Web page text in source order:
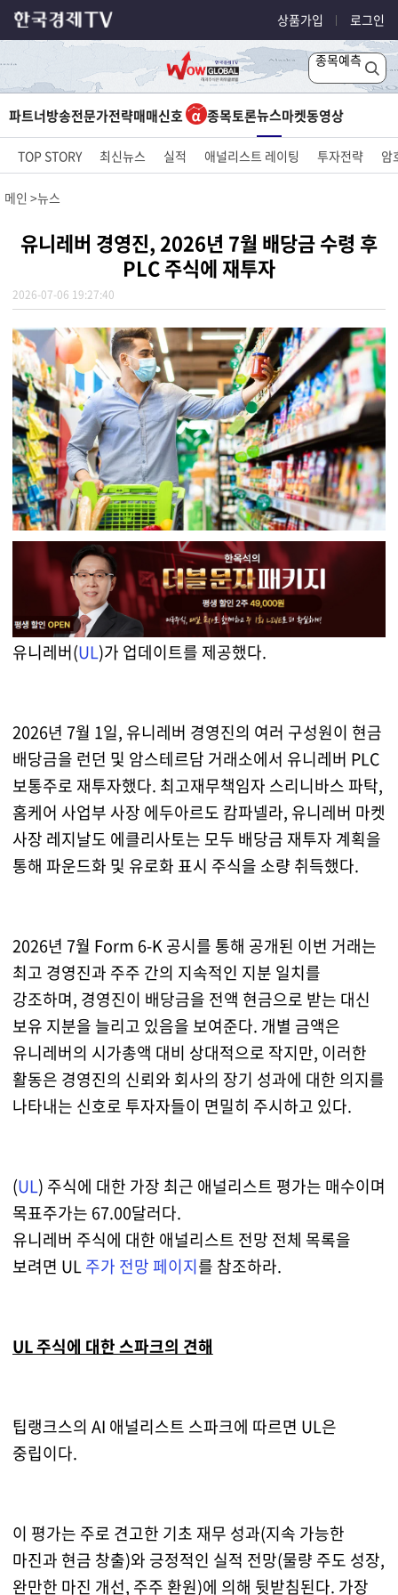
상품가입 로그인
종목예측
파트너방송전문가전략매매신호 종목토론뉴스마켓동영상
TOP STORY 최신뉴스 실적 애널리스트 레이팅 투자전략 암
메인 뉴스
유니레버 경영진, 2026년 7월 배당금 수령 후
PLC 주식에 재투자
2026-07-06 19:27:40
유니레버(UL)가 업데이트를 제공했다.
2026년 7월 1일, 유니레버 경영진의 여러 구성원이 현금
배당금을 런던 및 암스테르담 거래소에서 유니레버 PLC
보통주로 재투자했다. 최고재무책임자 스리니바스 파탁,
홈케어 사업부 사장 에두아르도 캄파넬라, 유니레버 마켓
사장 레지날도 에클리사토는 모두 배당금 재투자 계획을
통해 파운드화 및 유로화 표시 주식을 소량 취득했다.
2026년 7월 Form 6-K 공시를 통해 공개된 이번 거래는
최고 경영진과 주주 간의 지속적인 지분 일치를
강조하며, 경영진이 배당금을 전액 현금으로 받는 대신
보유 지분을 늘리고 있음을 보여준다. 개별 금액은
유니레버의 시가총액 대비 상대적으로 작지만, 이러한
활동은 경영진의 신뢰와 회사의 장기 성과에 대한 의지를
나타내는 신호로 투자자들이 면밀히 주시하고 있다.
(UL) 주식에 대한 가장 최근 애널리스트 평가는 매수이며
목표주가는 67.00달러다.
유니레버 주식에 대한 애널리스트 전망 전체 목록을
보려면 UL주가 전망 페이지를 참조하라.
UL 주식에 대한 스파크의 견해
팁랭크스의 AI 애널리스트 스파크에 따르면 UL은
중립이다.
이 평가는 주로 견고한 기초 재무 성과(지속 가능한
마진과 현금 창출)와 긍정적인 실적 전망(물량 주도 성장,
완만한 마진 개선, 주주 환원)에 의해 뒷받침된다. 가장